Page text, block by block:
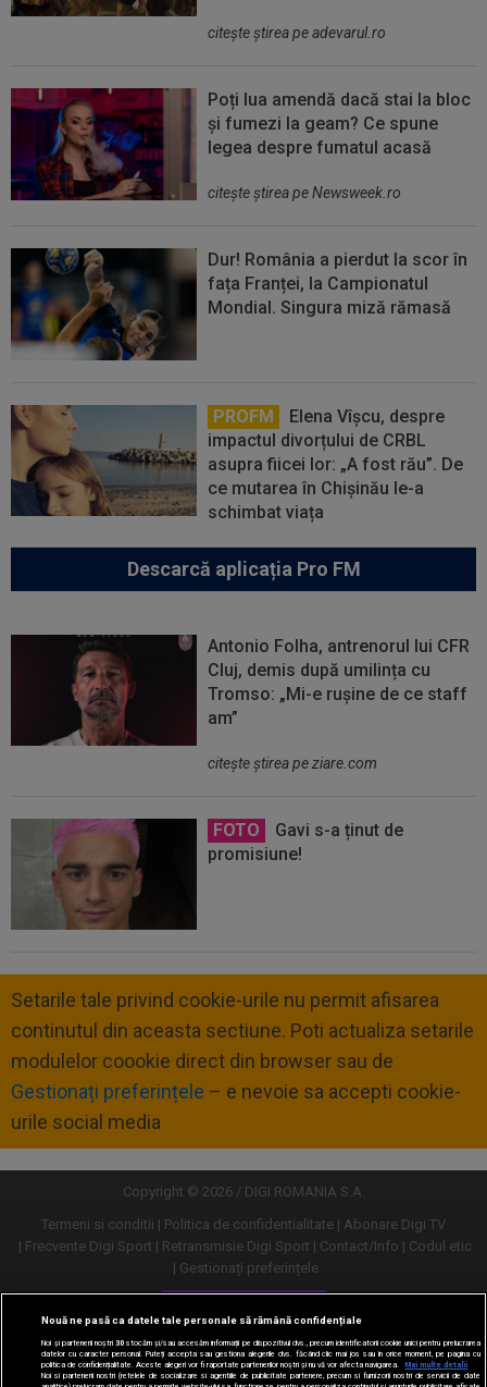
citeşte ştirea pe adevarul.ro
Poți lua amendă dacă stai la bloc
și fumezi la geam? Ce spune
legea despre fumatul acasă
citeşte ştirea pe Newsweek.ro
Dur! România a pierdut la scor în
fața Franței, la Campionatul
Mondial. Singura miză rămasă
PROFM
Elena Vîșcu, despre
impactul divorțului de CRBL
asupra fiicei lor: „A fost rău”. De
ce mutarea în Chișinău le-a
schimbat viața
Descarcă aplicația Pro FM
Antonio Folha, antrenorul lui CFR
Cluj, demis după umilința cu
Tromso: „Mi-e rușine de ce staff
am”
citeşte ştirea pe ziare.com
FOTO
Gavi s-a ținut de
promisiune!
Setarile tale privind cookie-urile nu permit afisarea
continutul din aceasta sectiune. Poti actualiza setarile
modulelor coookie direct din browser sau de
Gestionați preferințele – e nevoie sa accepti cookie-
urile social media
Copyright © 2026 / DIGI ROMANIA S.A.
Termeni si conditii
Politica de confidentialitate
Abonare Digi TV
Frecvente Digi Sport
Retransmisie Digi Sport Contact/Info
Codul etic
Gestionați preferințele
Versiune desktop
Nouă ne pasă ca datele tale personale să rămână confidențiale
Noi și partenerii noștri30stocăm și/sau accesăm informații pe dispozitivul dvs., precum identificatorii cookie unici pentru prelucrarea
datelor cu caracter personal. Puteți accepta sau gestiona alegerile dvs. făcând clic mai jos sau în orice moment, pe pagina cu
politica de confidențialitate. Aceste alegeri vor fi raportate partenerilor noștri și nu vă vor afecta navigarea.
Mai multe detalii
Noi si partenerii nostri (retelele de socializare si agentiile de publicitate partenere, precum si furnizorii nostri de servicii de date